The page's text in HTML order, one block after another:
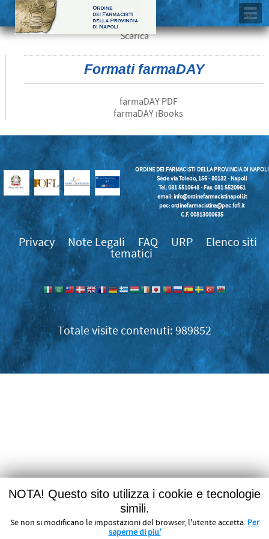
Scarica
Formati farmaDAY
farmaDAY PDF
farmaDAY iBooks
ORDINE DEI FARMACISTI DELLA PROVINCIA DI NAPOLI
Sede via Toledo, 156 - 80132 - Napoli
Tel. 081 5510648 - Fax. 081 5520961
email:info@ordinefarmacistinapoli.it
pec: ordinefarmacistina@pec.fofi.it
C.F. 00813000635
Privacy Note Legali FAQ URP
Elenco siti
tematici
989852
NOTA! Questo sito utilizza i cookie e tecnologie
simili.
Se non si modificano le impostazioni del browser, l'utente accetta. Per
saperne di piu'